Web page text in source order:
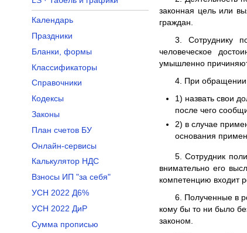
законная цель или
граждан.
3. Сотруднику
человеческое
умышленно
4. При обращении
1) назвать свои
после чего
2) в случае
основания
5. Сотрудник
внимательно его
компетенцию входит
6. Полученные в
кому бы то ни было
законом.
Календарь
Праздники
Бланки, формы
Классификаторы
Справочники
Кодексы
Законы
План счетов БУ
Онлайн-сервисы
Калькулятор НДС
Взносы ИП "за себя"
УСН 2022 Д6%
УСН 2022 ДиР
Сумма прописью